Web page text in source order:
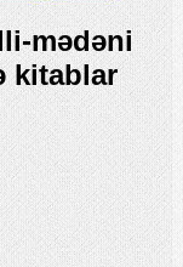
mədəni
kitablar